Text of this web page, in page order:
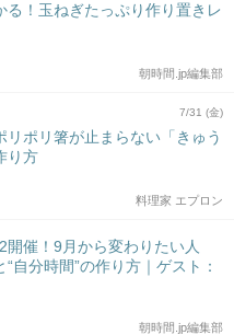
る！玉ねぎたっぷり作り置きレ
朝時間.jp編集部
7/31 (金)
リポリ箸が止まらない「きゅう
り方
料理家 エプロン
開催！9月から変わりたい人
自分時間”の作り方｜ゲスト：
朝時間.jp編集部